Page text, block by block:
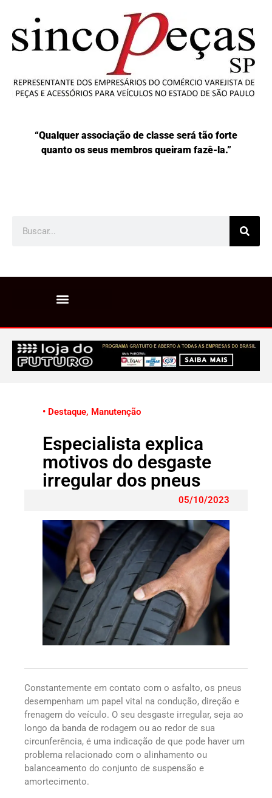
“Qualquer associação de classe será tão forte
quanto os seus membros queiram fazê-la.”
• Destaque, Manutenção
Especialista explica
motivos do desgaste
irregular dos pneus
05/10/2023
Constantemente em contato com o asfalto, os pneus
desempenham um papel vital na condução, direção e
frenagem do veículo. O seu desgaste irregular, seja ao
longo da banda de rodagem ou ao redor de sua
circunferência, é uma indicação de que pode haver um
problema relacionado com o alinhamento ou
balanceamento do conjunto de suspensão e
amortecimento.